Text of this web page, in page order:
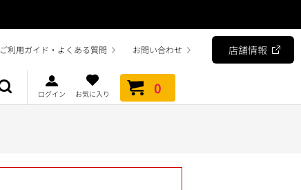
ご利用ガイド・よくある質問 お問い合わせ 店舗情報
ログイン お気に入り 0